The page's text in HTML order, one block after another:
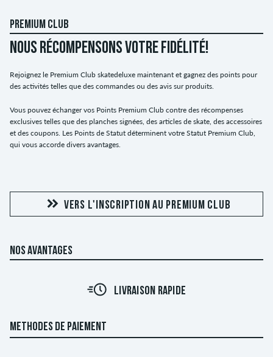
PREMIUM CLUB
NOUS RÉCOMPENSONS VOTRE FIDÉLITÉ!
Rejoignez le Premium Club skatedeluxe maintenant et gagnez des points pour
des activités telles que des commandes ou des avis sur produits.
Vous pouvez échanger vos Points Premium Club contre des récompenses
exclusives telles que des planches signées, des articles de skate, des accessoires
et des coupons. Les Points de Statut déterminent votre Statut Premium Club,
qui vous accorde divers avantages.
VERS L'INSCRIPTION AU PREMIUM CLUB
NOS AVANTAGES
LIVRAISON RAPIDE
METHODES DE PAIEMENT